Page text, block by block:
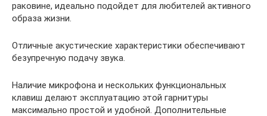
раковине, идеально подойдет для любителей активного
образа жизни.
Отличные акустические характеристики обеспечивают
безупречную подачу звука.
Наличие микрофона и нескольких функциональных
клавиш делают эксплуатацию этой гарнитуры
максимально простой и удобной. Дополнительные